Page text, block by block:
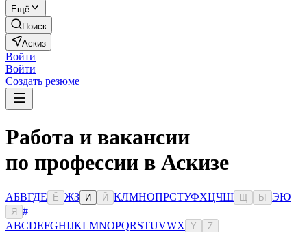
Ещё
Поиск
Аскиз
Войти
Войти
Создать резюме
Работа и вакансии
по профессии в Аскизе
АБВГДЕ Ё ЖЗ И Й КЛМНОПРСТУФХЦЧШ Ы ЭЮ
Я
#
ABCDEFGHIJKLMNOPQRSTUVWX Y Z